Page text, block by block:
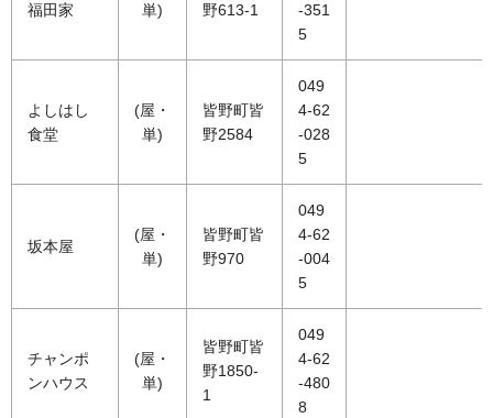
福田家
単)
野613-1
-351
5
よしはし
食堂
(屋・
単)
皆野町皆
野2584
049
4-62
-028
5
坂本屋
(屋・
単)
皆野町皆
野970
049
4-62
-004
5
チャンポ
ンハウス
(屋・
単)
皆野町皆
野1850-
1
049
4-62
-480
8